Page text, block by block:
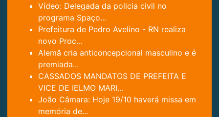
Vídeo: Delegada da policia civil no
programa Spaço...
Prefeitura de Pedro Avelino - RN realiza
novo Proc...
Alemã cria anticoncepcional masculino e é
premiada...
CASSADOS MANDATOS DE PREFEITA E
VICE DE IELMO MARI...
João Câmara: Hoje 19/10 haverá missa em
memória de...